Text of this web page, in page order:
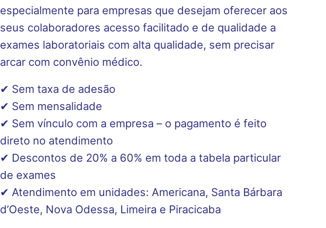
especialmente para empresas que desejam oferecer aos
seus colaboradores acesso facilitado e de qualidade a
exames laboratoriais com alta qualidade, sem precisar
arcar com convênio médico.
✔ Sem taxa de adesão
✔ Sem mensalidade
✔ Sem vínculo com a empresa – o pagamento é feito
direto no atendimento
✔ Descontos de 20% a 60% em toda a tabela particular
de exames
✔ Atendimento em unidades: Americana, Santa Bárbara
d’Oeste, Nova Odessa, Limeira e Piracicaba